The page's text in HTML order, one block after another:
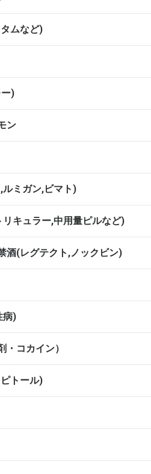
ムなど)
)
ン
ルミガン,ビマト)
キュラー,中用量ピルなど)
酒(レグテクト,ノックビン)
病)
コカイン）
トール)